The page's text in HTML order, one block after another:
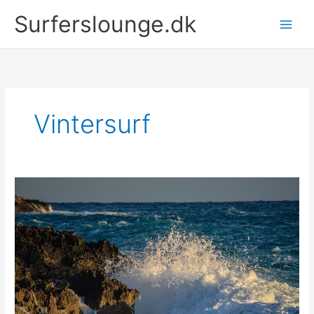
Surferslounge.dk
Vintersurf